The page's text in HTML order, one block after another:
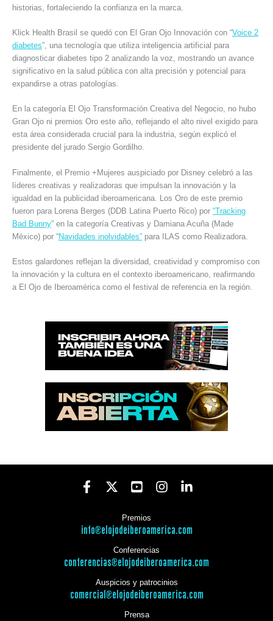
historias, fortaleciendo la confianza en la marca.
Klick Health Brasil se quedó con El Gran Ojo Innovación con “Voice 2
diabetes”, una tecnología que utiliza inteligencia artificial para
diagnosticar diabetes tipo 2 analizando la voz, mostrando un avance
significativo en la salud pública con alta precisión y potencial para
expandirse a otras patologías.
En la categoría El Ojo Transformación Creativa del Negocio, no hubo
Gran Ojo ni premios Oro este año, reflejando el alto nivel exigido para
esta área considerada crucial para la industria, según explicó el
presidente del jurado Sergio Gordilho.
Finalmente, el Premio +Mujeres auspiciado por Disney celebró a las
líderes creativas y realizadoras que impulsan la innovación y la
igualdad en la publicidad iberoamericana. Los Oro de este premio
fueron para Lorena Berges (DDB Latina Puerto Rico) por “Tracking
Bad Bunny” en la categoría Creativas y Damiana Acuña (Made
México) por “Navidades inolvidables” para ILAS como Realizadora.
Estos galardones reflejan la diversidad, creatividad y compromiso con
la innovación y la cultura en el contexto iberoamericano, reafirmando
a El Ojo de Iberoamérica como el festival de referencia en la región.
Premios
info@elojodeiberoamerica.com
Conferencias
conferencias@elojodeiberoamerica.com
Auspicios y patrocinios
comercial@elojodeiberoamerica.com
Prensa